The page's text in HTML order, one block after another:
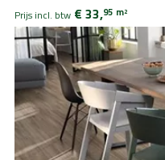
Prijs incl. btw € 33,95 m2